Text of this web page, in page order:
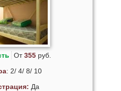
От355руб.
: 2/ 4/ 8/ 10
Да